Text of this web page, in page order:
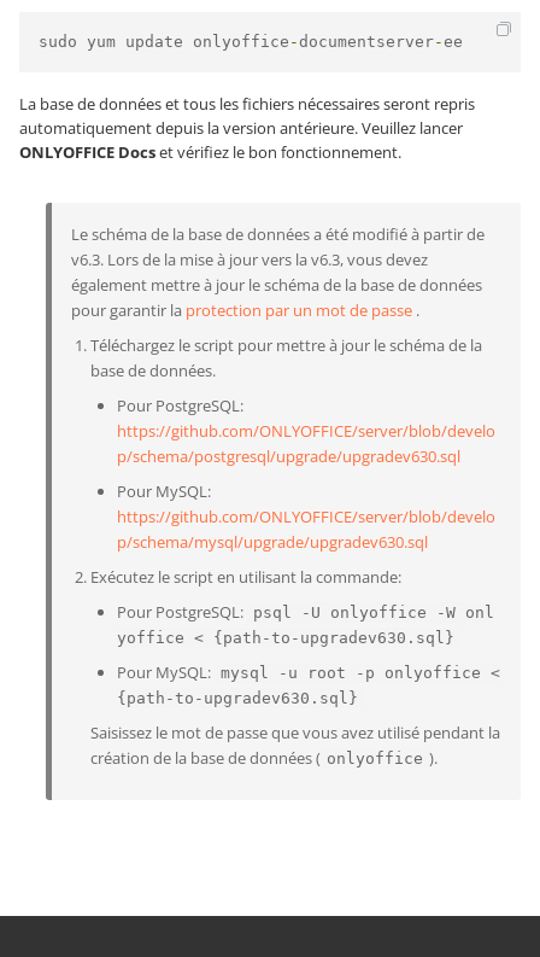
sudo yum update onlyoffice -documentserver-ee
La base de données et tous les fichiers nécessaires seront repris
automatiquement depuis la version antérieure. Veuillez lancer
ONLYOFFICE Docset vérifiez le bon fonctionnement.
Le schéma de la base de données a été modifié à partir de
v6.3. Lors de la mise à jour vers la v6.3, vous devez
également mettre à jour le schéma de la base de données
pour garantir la protection par un mot de passe .
Téléchargez le script pour mettre à jour le schéma de la
base de données.
Pour PostgreSQL:
https://github.com/ONLYOFFICE/server/blob/develo
p/schema/postgresql/upgrade/upgradev630.sql
Pour MySQL:
https://github.com/ONLYOFFICE/server/blob/develo
p/schema/mysql/upgrade/upgradev630.sql
Exécutez le script en utilisant la commande:
Pour PostgreSQL: psql -U onlyoffice -W onl
yoffice < {path-to-upgradev630.sql}
Pour MySQL: mysql -u root -p onlyoffice <
{path-to-upgradev630.sql}
Saisissez le mot de passe que vous avez utilisé pendant la
création de la base de données ( onlyoffice ).